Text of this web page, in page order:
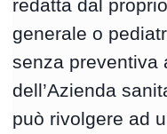
redatta dal
generale o
senza preventiva
dell’Azienda
può rivolgere ad